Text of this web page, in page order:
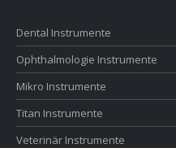
Dental Instrumente
Ophthalmologie Instrumente
Mikro Instrumente
Titan Instrumente
Veterinär Instrumente